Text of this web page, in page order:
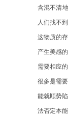
含混不清
人们找不
这物质的
产生美感
需要相应
很多是需
能就顺势
法否定本